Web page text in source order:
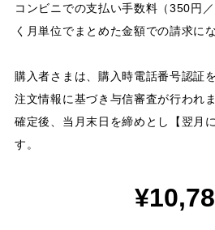
コンビニでの支払い手数料（350円
く月単位でまとめた金額での請求に
購入者さまは、購入時電話番号認証
注文情報に基づき与信審査が行われ
確定後、当月末日を締めとし【翌月
す。